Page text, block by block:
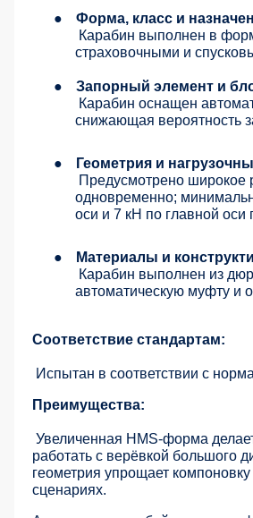
●
Форма, класс и
Карабин выполнен в
страховочными и
●
Запорный элемент и
Карабин оснащен
снижающая вероятность
●
Геометрия и
Предусмотрено широкое
одновременно;
оси и 7 кН по главной оси
●
Материалы и
Карабин выполнен из
автоматическую муфту и
Соответствие стандартам:
Испытан в соответствии с
Преимущества:
Увеличенная HMS-форма
работать с верёвкой большого
геометрия упрощает
сценариях.